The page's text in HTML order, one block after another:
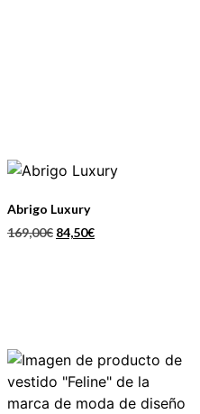
Abrigo Luxury
169,00€ 84,50€